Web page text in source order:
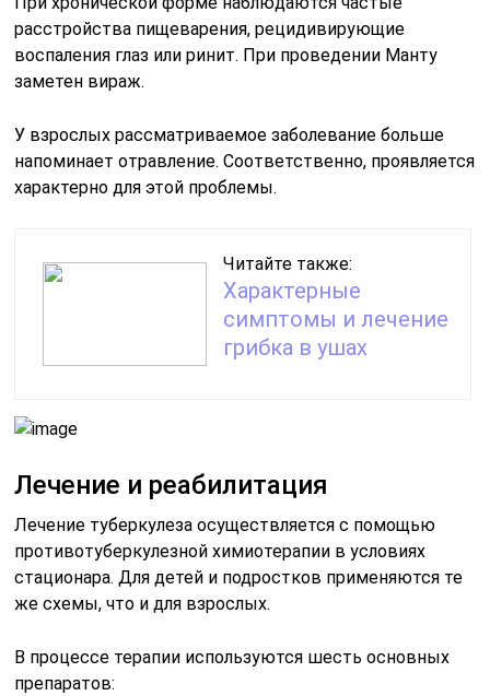
расстройства пищеварения, рецидивирующие
воспаления глаз или ринит. При проведении Манту
заметен вираж.
У взрослых рассматриваемое заболевание больше
напоминает отравление. Соответственно, проявляется
характерно для этой проблемы.
Читайте также:
Характерные
симптомы и лечение
грибка в ушах
Лечение и реабилитация
Лечение туберкулеза осуществляется с помощью
противотуберкулезной химиотерапии в условиях
стационара. Для детей и подростков применяются те
же схемы, что и для взрослых.
В процессе терапии используются шесть основных
препаратов: